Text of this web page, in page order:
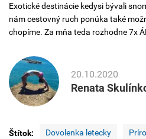
Exotické destinácie kedysi bývali
nám cestovný ruch ponúka také
chopíme. Za mňa teda rozhodne 7x
20.10.2020
Renata
Štítok: Dovolenka letecky